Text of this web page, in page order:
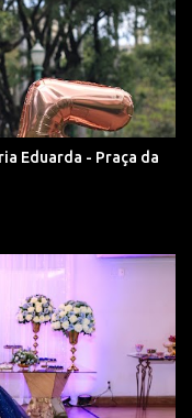
Eduarda - Praça da